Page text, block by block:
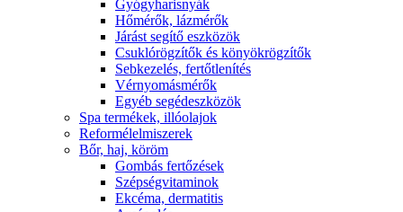
Gyógyharisnyák
Hőmérők, lázmérők
Járást segítő eszközök
Csuklórögzítők és könyökrögzítők
Sebkezelés, fertőtlenítés
Vérnyomásmérők
Egyéb segédeszközök
Spa termékek, illóolajok
Reformélelmiszerek
Bőr, haj, köröm
Gombás fertőzések
Szépségvitaminok
Ekcéma, dermatitis